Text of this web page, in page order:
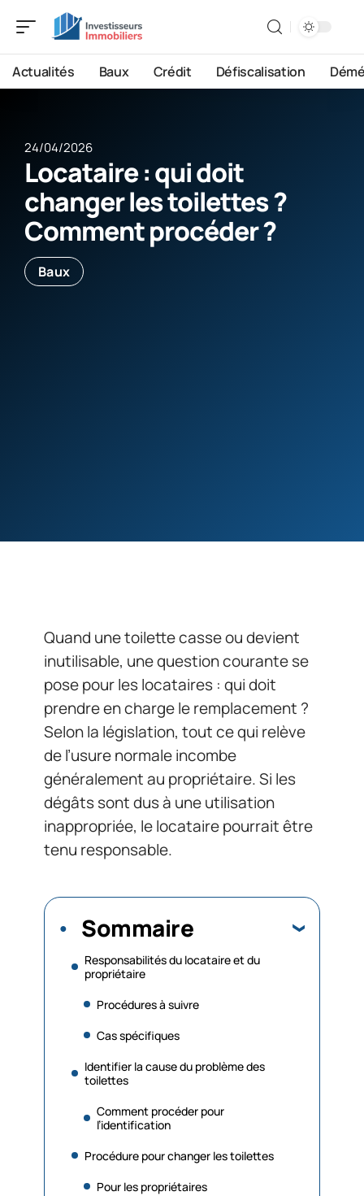
Actualités Baux Crédit Défiscalisation
24/04/2026
Locataire : qui doit
changer les toilettes ?
Comment procéder ?
Baux
Quand une toilette casse ou devient
inutilisable, une question courante se
pose pour les locataires : qui doit
prendre en charge le remplacement ?
Selon la législation, tout ce qui relève
de l’usure normale incombe
généralement au propriétaire. Si les
dégâts sont dus à une utilisation
inappropriée, le locataire pourrait être
tenu responsable.
Sommaire
Responsabilités du locataire et du
propriétaire
Procédures à suivre
Cas spécifiques
Identifier la cause du problème des
toilettes
Comment procéder pour
l’identification
Procédure pour changer les toilettes
Pour les propriétaires